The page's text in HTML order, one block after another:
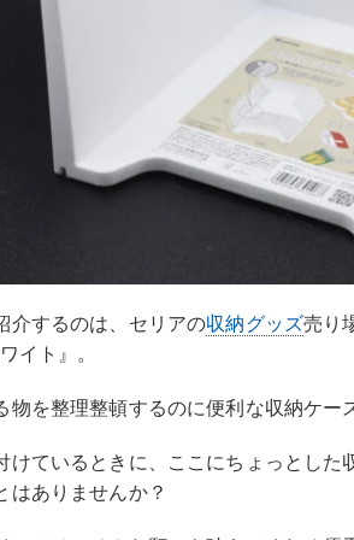
介するのは、セリアの収納グッズ売り
イト』。
物を整理整頓するのに便利な収納ケー
けているときに、ここにちょっとした
はありませんか？